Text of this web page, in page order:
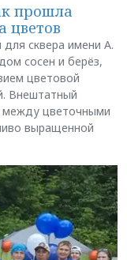
прошла
цветов
сквера имени А.
сосен и берёз,
цветовой
Внештатный
между цветочными
выращенной